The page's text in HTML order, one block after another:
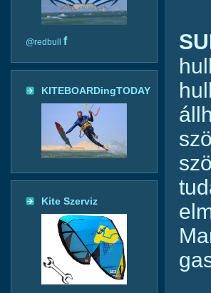
@redbull f
KITEBOARDingTODAY
Kite Szerviz